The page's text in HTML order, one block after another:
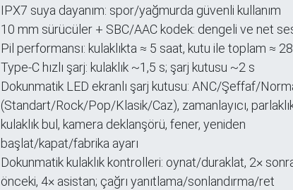
IPX7 suya dayanım: spor/yağmurda güvenli kullanım
10 mm sürücüler + SBC/AAC kodek: dengeli ve net
Pil performansı: kulaklıkta ≈ 5 saat, kutu ile toplam ≈
Type-C hızlı şarj: kulaklık ~1,5 s; şarj kutusu ~2 s
Dokunmatik LED ekranlı şarj kutusu: ANC/Şeffaf/
(Standart/Rock/Pop/Klasik/Caz), zamanlayıcı,
kulaklık bul, kamera deklanşörü, fener, yeniden
başlat/kapat/fabrika ayarı
Dokunmatik kulaklık kontrolleri: oynat/duraklat, 2×
önceki, 4× asistan; çağrı yanıtlama/sonlandırma/ret